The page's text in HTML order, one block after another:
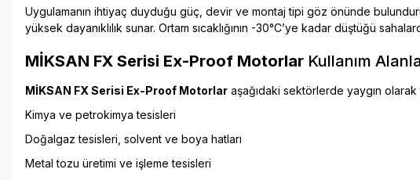
Uygulamanın ihtiyaç duyduğu güç, devir ve montaj tipi göz önünde
yüksek dayanıklılık sunar. Ortam sıcaklığının -30°C’ye kadar düştüğü
MİKSAN FX Serisi Ex-Proof Motorlar Kullanım
MİKSAN FX Serisi Ex-Proof Motorlar aşağıdaki sektörlerde yaygın
Kimya ve petrokimya tesisleri
Doğalgaz tesisleri, solvent ve boya hatları
Metal tozu üretimi ve işleme tesisleri